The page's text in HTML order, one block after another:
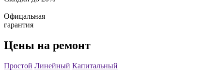
Офицальная
гарантия
Цены на ремонт
Простой Линейный Капитальный